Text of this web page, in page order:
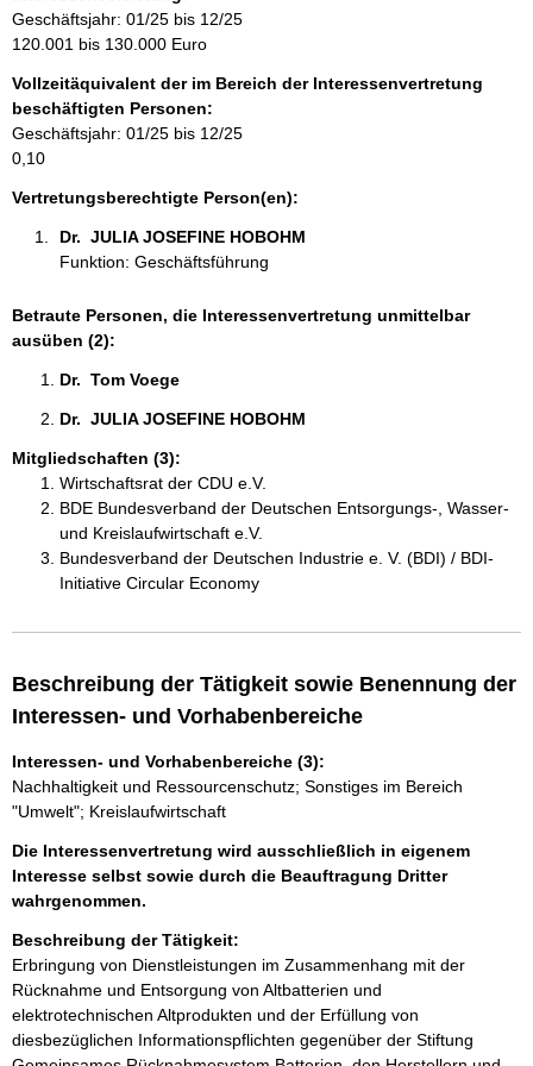
m
a
i
o
n
e
n
Geschäftsjahr: 01/25 bis 12/25
120.001 bis 130.000 Euro
Vollzeitäquivalent der im Bereich der Interessenvertretung
beschäftigten Personen:
Geschäftsjahr: 01/25 bis 12/25
0,10
Vertretungsberechtigte Person(en):
Dr.  JULIA JOSEFINE HOBOHM
Funktion: Geschäftsführung
Betraute Personen, die Interessenvertretung unmittelbar
ausüben (2):
Dr.  Tom Voege
Dr.  JULIA JOSEFINE HOBOHM
Mitgliedschaften (3):
Wirtschaftsrat der CDU e.V.
BDE Bundesverband der Deutschen Entsorgungs-, Wasser-
und Kreislaufwirtschaft e.V.
Bundesverband der Deutschen Industrie e. V. (BDI) / BDI-
Initiative Circular Economy
Beschreibung der Tätigkeit sowie Benennung der
Interessen- und Vorhabenbereiche
Interessen- und Vorhabenbereiche (3):
Nachhaltigkeit und Ressourcenschutz; Sonstiges im Bereich
"Umwelt"; Kreislaufwirtschaft
Die Interessenvertretung wird ausschließlich in eigenem
Interesse selbst sowie durch die Beauftragung Dritter
wahrgenommen.
Beschreibung der Tätigkeit:
Erbringung von Dienstleistungen im Zusammenhang mit der
Rücknahme und Entsorgung von Altbatterien und
elektrotechnischen Altprodukten und der Erfüllung von
diesbezüglichen Informationspflichten gegenüber der Stiftung